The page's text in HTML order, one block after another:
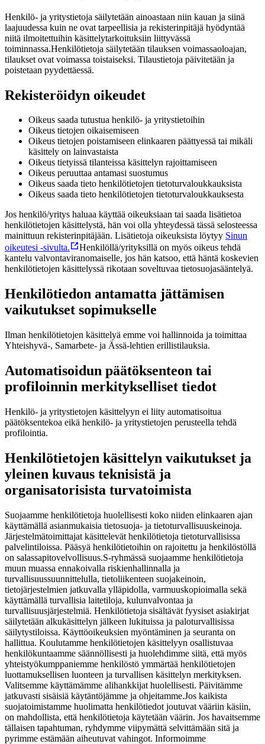
Henkilö- ja yritystietoja säilytetään ainoastaan niin kauan ja siinä
laajuudessa kuin ne ovat tarpeellisia ja rekisterinpitäjä hyödyntää
niitä ilmoitettuihin käsittelytarkoituksiin liittyvässä
toiminnassa.Henkilötietoja säilytetään tilauksen voimassaoloajan,
tilaukset ovat voimassa toistaiseksi. Tilaustietoja päivitetään ja
poistetaan pyydettäessä.
Rekisteröidyn oikeudet
Oikeus saada tutustua henkilö- ja yritystietoihin
Oikeus tietojen oikaisemiseen
Oikeus tietojen poistamiseen elinkaaren päättyessä tai mikäli
käsittely on lainvastaista
Oikeus tietyissä tilanteissa käsittelyn rajoittamiseen
Oikeus peruuttaa antamasi suostumus
Oikeus saada tieto henkilötietojen tietoturvaloukkauksista
Oikeus saada tieto henkilötietojen tietoturvaloukkauksesta
Jos henkilö/yritys haluaa käyttää oikeuksiaan tai saada lisätietoa
henkilötietojen käsittelystä, hän voi olla yhteydessä tässä selosteessa
mainittuun rekisterinpitäjään. Lisätietoja oikeuksista löytyy Sinun
oikeutesi -sivulta.
Henkilöllä/yrityksillä on myös oikeus tehdä
kantelu valvontaviranomaiselle, jos hän katsoo, että häntä koskevien
henkilötietojen käsittelyssä rikotaan soveltuvaa tietosuojasääntelyä.
Henkilötiedon antamatta jättämisen
vaikutukset sopimukselle
Ilman henkilötietojen käsittelyä emme voi hallinnoida ja toimittaa
Yhteishyvä-, Samarbete- ja Ässä-lehtien erillistilauksia.
Automatisoidun päätöksenteon tai
profiloinnin merkitykselliset tiedot
Henkilö- ja yritystietojen käsittelyyn ei liity automatisoitua
päätöksentekoa eikä henkilö- ja yritystietojen perusteella tehdä
profilointia.
Henkilötietojen käsittelyn vaikutukset ja
yleinen kuvaus teknisistä ja
organisatorisista turvatoimista
Suojaamme henkilötietoja huolellisesti koko niiden elinkaaren ajan
käyttämällä asianmukaisia tietosuoja- ja tietoturvallisuuskeinoja.
Järjestelmätoimittajat käsittelevät henkilötietoja tietoturvallisissa
palvelintiloissa. Pääsyä henkilötietoihin on rajoitettu ja henkilöstöllä
on salassapitovelvollisuus.S-ryhmässä suojaamme henkilötietoja
muun muassa ennakoivalla riskienhallinnalla ja
turvallisuussuunnittelulla, tietoliikenteen suojakeinoin,
tietojärjestelmien jatkuvalla ylläpidolla, varmuuskopioimalla sekä
käyttämällä turvallisia laitetiloja, kulunvalvontaa ja
turvallisuusjärjestelmiä. Henkilötietoja sisältävät fyysiset asiakirjat
säilytetään alkukäsittelyn jälkeen lukituissa ja paloturvallisissa
säilytystiloissa. Käyttöoikeuksien myöntäminen ja seuranta on
hallittua. Koulutamme henkilötietojen käsittelyyn osallistuvaa
henkilökuntaamme säännöllisesti ja huolehdimme siitä, että myös
yhteistyökumppaniemme henkilöstö ymmärtää henkilötietojen
luottamuksellisen luonteen ja turvallisen käsittelyn merkityksen.
Valitsemme käyttämämme alihankkijat huolellisesti. Päivitämme
jatkuvasti sisäisiä käytäntöjämme ja ohjeitamme.Jos kaikista
suojatoimistamme huolimatta henkilötiedot joutuvat vääriin käsiin,
on mahdollista, että henkilötietoja käytetään väärin. Jos havaitsemme
tällaisen tapahtuman, ryhdymme viipymättä selvittämään sitä ja
pyrimme estämään aiheutuvat vahingot. Informoimme